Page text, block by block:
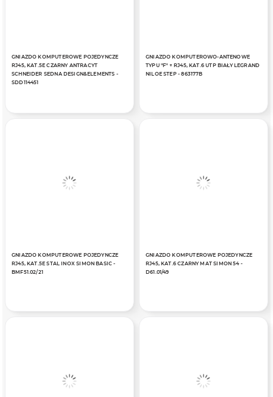
GNIAZDO KOMPUTEROWE POJEDYNCZE
RJ45, KAT.5E CZARNY ANTRACYT
SCHNEIDER SEDNA DESIGN&ELEMENTS -
SDD114451
GNIAZDO KOMPUTEROWO-ANTENOWE
TYPU "F" + RJ45, KAT.6 UTP BIAŁY LEGRAND
NILOE STEP - 863177B
GNIAZDO KOMPUTEROWE POJEDYNCZE
RJ45, KAT.5E STAL INOX SIMON BASIC -
BMF51.02/21
GNIAZDO KOMPUTEROWE POJEDYNCZE
RJ45, KAT.6 CZARNY MAT SIMON 54 -
D61.01/49